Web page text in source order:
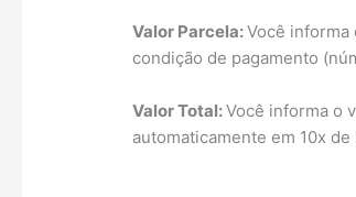
Valor Parcela:Você informa
condição de pagamento
Valor Total:Você informa o
automaticamente em 10x de